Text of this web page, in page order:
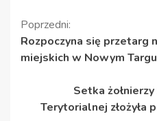
Kontynuuj
czytanie
Poprzedni:
Rozpoczyna się przetarg
miejskich w Nowym Targu
Setka
Terytorialnej złożyła